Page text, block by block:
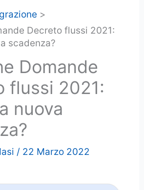
Decreto flussi 2021:
scadenza?
Domande
flussi 2021:
nuova
/ 22 Marzo 2022